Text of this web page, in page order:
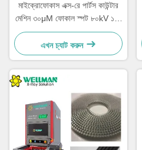
মাইক্রোফোকাস এক্স-রে পার্টস কাউন্টার
মেশিন ৩০μM ফোকাল স্পট ৮০kV ১৭"
FPD
এখন চ্যাট করুন